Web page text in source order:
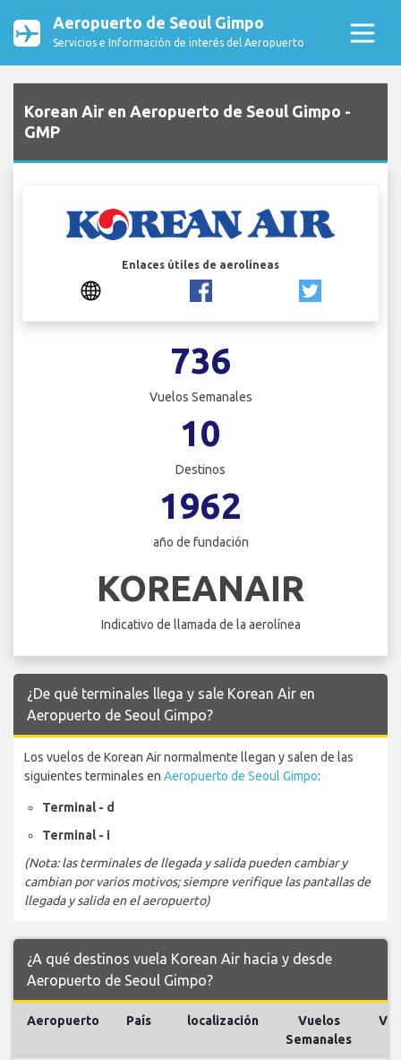
Aeropuerto de Seoul Gimpo
Servicios e Información de interés del Aeropuerto
Korean Air en Aeropuerto de Seoul Gimpo -
GMP
Enlaces útiles de aerolíneas
736
Vuelos Semanales
10
Destinos
1962
año de fundación
KOREANAIR
Indicativo de llamada de la aerolínea
¿De qué terminales llega y sale Korean Air en
Aeropuerto de Seoul Gimpo?
Los vuelos de Korean Air normalmente llegan y salen de las
siguientes terminales en Aeropuerto de Seoul Gimpo:
Terminal - d
Terminal - i
(Nota: las terminales de llegada y salida pueden cambiar y
cambian por varios motivos; siempre verifique las pantallas de
llegada y salida en el aeropuerto)
¿A qué destinos vuela Korean Air hacia y desde
Aeropuerto de Seoul Gimpo?
Aeropuerto País localización
Vuelos
Semanales